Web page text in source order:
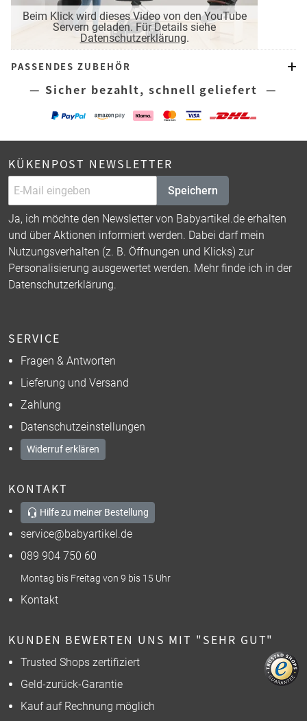
Beim Klick wird dieses Video von den YouTube
Servern geladen. Für Details siehe
Datenschutzerklärung.
PASSENDES ZUBEHÖR
— Sicher bezahlt, schnell geliefert —
KÜKENPOST NEWSLETTER
Speichern
Ja, ich möchte den Newsletter von Babyartikel.de erhalten
und über Aktionen informiert werden. Dabei darf mein
Nutzungsverhalten (z. B. Öffnungen und Klicks) zur
Personalisierung ausgewertet werden. Mehr finde ich in der
Datenschutzerklärung.
SERVICE
Fragen & Antworten
Lieferung und Versand
Zahlung
Datenschutzeinstellungen
Widerruf erklären
KONTAKT
Hilfe zu meiner Bestellung
service@babyartikel.de
089 904 750 60
Montag bis Freitag von 9 bis 15 Uhr
Kontakt
KUNDEN BEWERTEN UNS MIT "SEHR GUT"
Trusted Shops zertifiziert
Geld-zurück-Garantie
Kauf auf Rechnung möglich